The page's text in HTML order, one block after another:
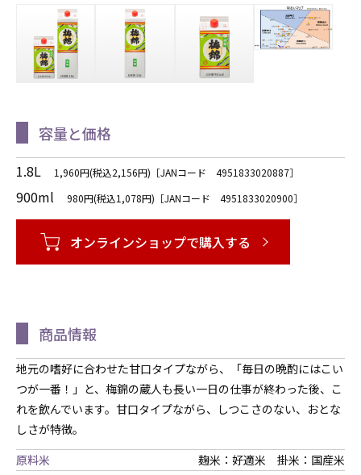
容量と価格
1.8L 1,960円(税込2,156円)［JANコード 4951833020887］
900ml 980円(税込1,078円)［JANコード 4951833020900］
オンラインショップで購入する
商品情報
地元の嗜好に合わせた甘口タイプながら、「毎日の晩酌にはこい
つが一番！」と、梅錦の蔵人も長い一日の仕事が終わった後、こ
れを飲んでいます。甘口タイプながら、しつこさのない、おとな
しさが特徴。
原料米
麹米：好適米 掛米：国産米